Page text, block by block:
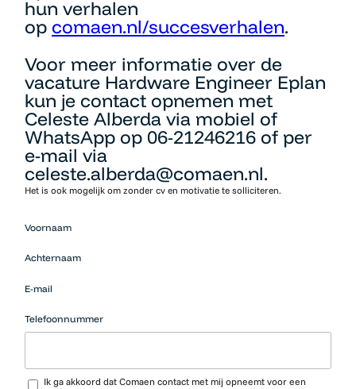
hun verhalen
op comaen.nl/succesverhalen.
Voor meer informatie over de
vacature Hardware Engineer Eplan
kun je contact opnemen met
Celeste Alberda via mobiel of
WhatsApp op 06-21246216 of per
e-mail via
celeste.alberda@comaen.nl.
Het is ook mogelijk om zonder cv en motivatie te solliciteren.
Voornaam
Achternaam
E-mail
Telefoonnummer
Ik ga akkoord dat Comaen contact met mij opneemt voor een
die op zoek
werk
neerzetten.